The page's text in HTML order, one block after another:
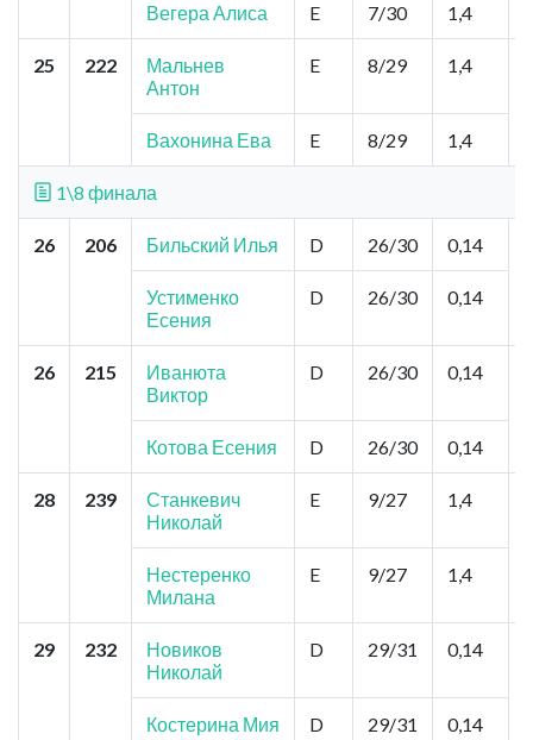
Вегера Алиса E 7/30 1,4
25 222
Мальнев
Антон
E 8/29 1,4
Вахонина Ева E 8/29 1,4
1\8 финала
26 206 Бильский Илья D 26/30 0,14
Устименко
Есения
D 26/30 0,14
26 215
Иванюта
Виктор
D 26/30 0,14
Котова Есения
D 26/30 0,14
28 239
Станкевич
Николай
E 9/27 1,4
Нестеренко
Милана
E 9/27 1,4
29 232
Новиков
Николай
D 29/31 0,14
Костерина Мия D 29/31 0,14